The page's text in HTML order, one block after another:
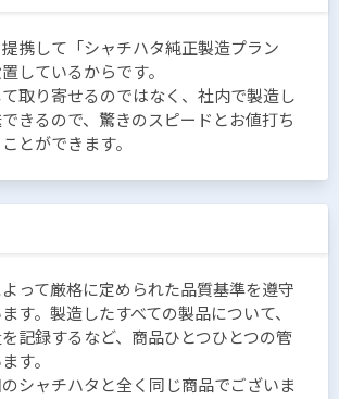
携して「シャチハタ純正製造プラン
しているからです。
取り寄せるのではなく、社内で製造し
きるので、驚きのスピードとお値打ち
とができます。
って厳格に定められた品質基準を遵守
す。製造したすべての製品について、
記録するなど、商品ひとつひとつの管
す。
シャチハタと全く同じ商品でございま